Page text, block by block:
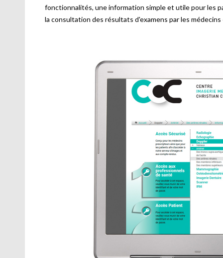
fonctionnalités, une information simple et utile pour les
la consultation des résultats d'examens par les